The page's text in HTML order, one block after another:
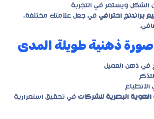
الشكل ويستمر في التجربة
براندنج احترافي في جعل علامتك مختلفة،
صورة ذهنية طويلة المدى
في ذهن العميل
الانطباع
البصرية للشركات في تحقيق استمرارية